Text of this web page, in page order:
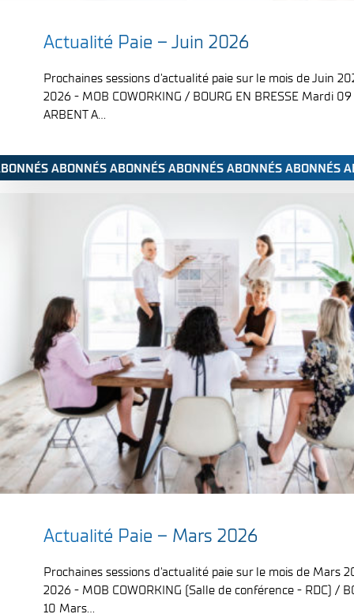
Actualité Paie – Juin 2026
Prochaines sessions d'actualité paie sur le mois de Juin
2026 - MOB COWORKING / BOURG EN BRESSE Mardi
ARBENT A...
Actualité Paie – Mars 2026
Prochaines sessions d'actualité paie sur le mois de Mars
2026 - MOB COWORKING (Salle de conférence - RDC) /
10 Mars...